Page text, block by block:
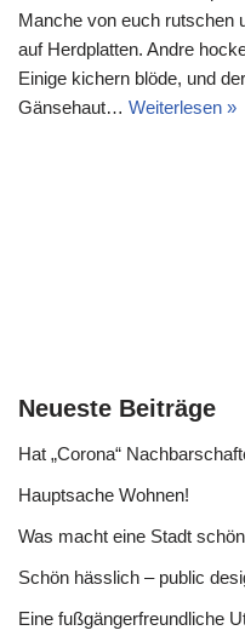
Manche von euch rutschen
auf Herdplatten. Andre
Einige kichern blöde, und
Gänsehaut… Weiterlesen »
Neueste Beiträge
Hat „Corona“
Hauptsache Wohnen!
Was macht eine Stadt
Schön hässlich – public
Eine fußgängerfreundliche